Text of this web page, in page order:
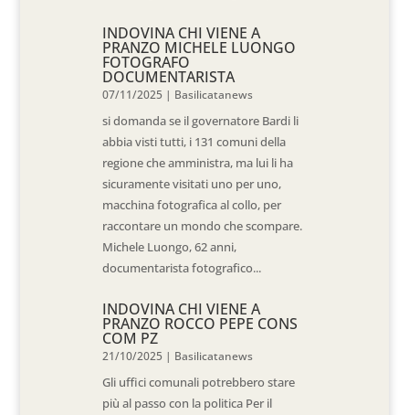
INDOVINA CHI VIENE A
PRANZO MICHELE LUONGO
FOTOGRAFO
DOCUMENTARISTA
07/11/2025 | Basilicatanews
si domanda se il governatore Bardi li
abbia visti tutti, i 131 comuni della
regione che amministra, ma lui li ha
sicuramente visitati uno per uno,
macchina fotografica al collo, per
raccontare un mondo che scompare.
Michele Luongo, 62 anni,
documentarista fotografico...
INDOVINA CHI VIENE A
PRANZO ROCCO PEPE CONS
COM PZ
21/10/2025 | Basilicatanews
Gli uffici comunali potrebbero stare
più al passo con la politica Per il